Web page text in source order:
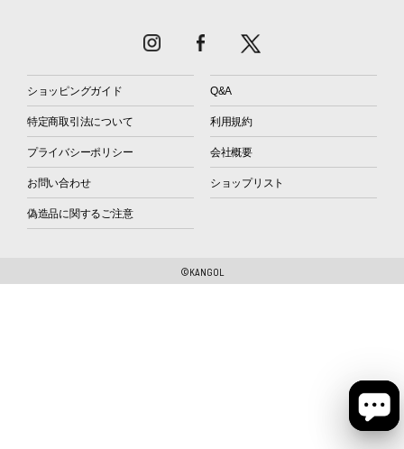
ショッピングガイド Q&A
特定商取引法について 利用規約
プライバシーポリシー 会社概要
お問い合わせ ショップリスト
偽造品に関するご注意
©KANGOL